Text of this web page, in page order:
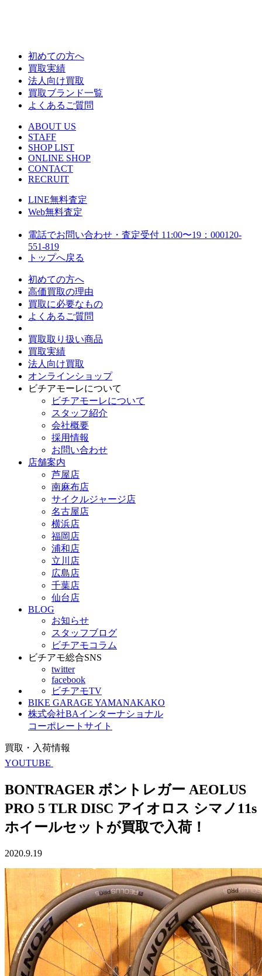
初めての方へ
買取実績
法人向け買取
買取ブランド一覧
よくあるご質問
ABOUT US
STAFF
SHOP LIST
ONLINE SHOP
CONTACT
RECRUIT
LINE無料査定
Web無料査定
電話でお問い合わせ・査定受付 11:00〜19：000120-
551-819
トップへ戻る
初めての方へ
高価買取の理由
買取に必要なもの
よくあるご質問
買取取り扱い商品
買取実績
法人向け買取
オンラインショップ
ビチアモーレについて
ビチアモーレについて
スタッフ紹介
会社概要
採用情報
お問い合わせ
店舗案内
芦屋店
南麻布店
サイクルジャージ店
名古屋店
横浜店
福岡店
浦和店
立川店
広島店
千葉店
仙台店
BLOG
お知らせ
スタッフブログ
ビチアモコラム
ビチアモ総合SNS
twitter
facebook
ビチアモTV
BIKE GARAGE YAMANAKAKO
株式会社BAインターナショナル
コーポレートサイト
買取・入荷情報
YOUTUBE
BONTRAGER ボントレガー AEOLUS
PRO 5 TLR DISC アイオロス シマノ11s
ホイールセットが買取で入荷！
2020.9.19